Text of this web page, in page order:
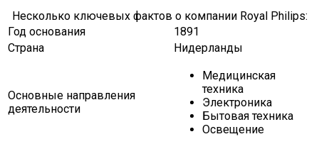
Несколько ключевых фактов о компании Royal Philips:
Год основания
1891
Страна
Нидерланды
Основные направления
деятельности
Медицинская
техника
Электроника
Бытовая техника
Освещение